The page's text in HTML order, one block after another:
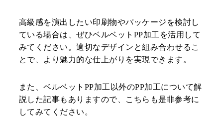
高級感を演出したい印刷物やパッケージを検討し
ている場合は、ぜひベルベットPP加工を活用して
みてください。適切なデザインと組み合わせるこ
とで、より魅力的な仕上がりを実現できます。
また、ベルベットPP加工以外のPP加工について解
説した記事もありますので、こちらも是非参考に
してみてください。